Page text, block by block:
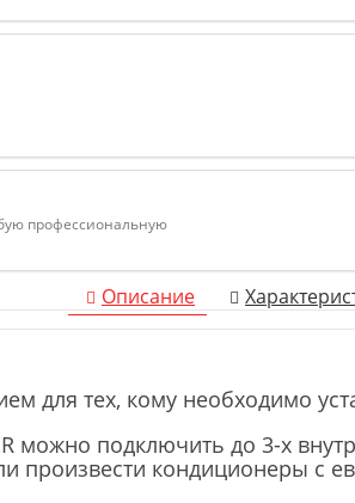
профессиональную
Описание
для тех, кому необходимо
можно подключить до 3-х
произвести кондиционеры с